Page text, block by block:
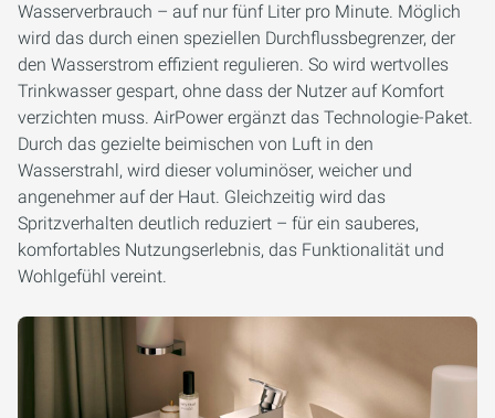
Wasserverbrauch – auf nur fünf Liter pro Minute. Möglich
wird das durch einen speziellen Durchflussbegrenzer, der
den Wasserstrom effizient regulieren. So wird wertvolles
Trinkwasser gespart, ohne dass der Nutzer auf Komfort
verzichten muss. AirPower ergänzt das Technologie-Paket.
Durch das gezielte beimischen von Luft in den
Wasserstrahl, wird dieser voluminöser, weicher und
angenehmer auf der Haut. Gleichzeitig wird das
Spritzverhalten deutlich reduziert – für ein sauberes,
komfortables Nutzungserlebnis, das Funktionalität und
Wohlgefühl vereint.